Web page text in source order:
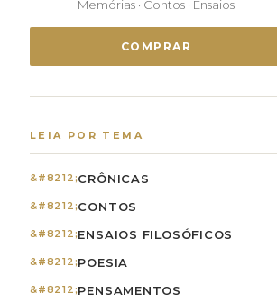
Memórias · Contos · Ensaios
COMPRAR
LEIA POR TEMA
CRÔNICAS
CONTOS
ENSAIOS FILOSÓFICOS
POESIA
PENSAMENTOS